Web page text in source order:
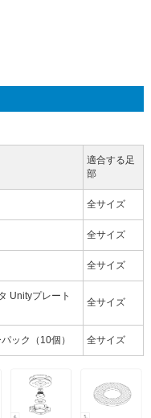
適合する足
部
全サイズ
全サイズ
全サイズ
Unityプレート
全サイズ
ック（10個） 全サイズ